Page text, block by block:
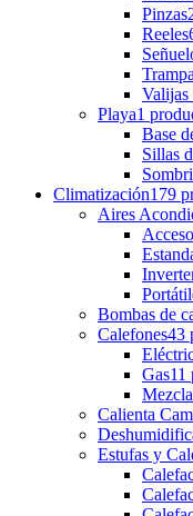
Pinzas
Reeles
Valijas
Playa1
Base
Sillas
Climatización179
Aires
Bombas de
Calefones43
Gas11
Calienta
Estufas y